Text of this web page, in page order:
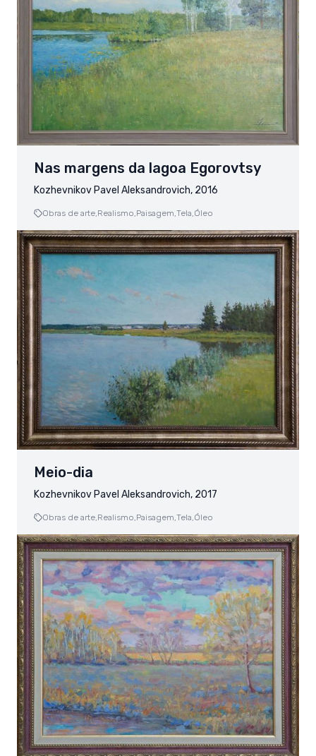
Nas margens da lagoa Egorovtsy
Kozhevnikov Pavel Aleksandrovich, 2016
Obras de arte, Realismo, Paisagem, Tela, Óleo
Meio-dia
Kozhevnikov Pavel Aleksandrovich, 2017
Obras de arte, Realismo, Paisagem, Tela, Óleo